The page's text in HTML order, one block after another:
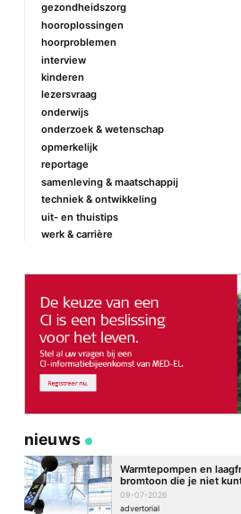
Naam*
E-mail*
gezondheidszorg
hooroplossingen
hoorproblemen
interview
kinderen
lezersvraag
onderwijs
onderzoek & wetenschap
opmerkelijk
reportage
samenleving & maatschappij
techniek & ontwikkeling
uit- en thuistips
werk & carrière
nieuws
Warmtepompen en
bromtoon die je niet
09-07-2026
advertorial